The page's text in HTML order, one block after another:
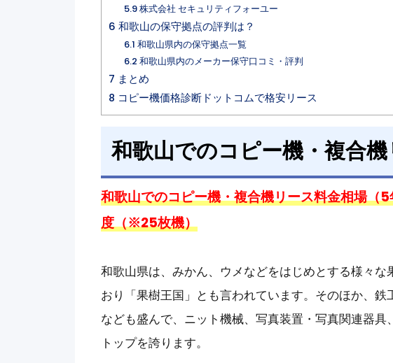
5.9株式会社 セキュリティフォーユー
6 和歌山の保守拠点の評判は？
6.1 和歌山県内の保守拠点一覧
6.2 和歌山県内のメーカー保守口コミ・評判
7 まとめ
8 コピー機価格診断ドットコムで格安リース
和歌山でのコピー機・複合
和歌山でのコピー機・複合機リース料金相場（
度（※25枚機）
和歌山県は、みかん、ウメなどをはじめとする様々
おり「果樹王国」とも言われています。そのほか、
なども盛んで、ニット機械、写真装置・写真関連器
トップを誇ります。